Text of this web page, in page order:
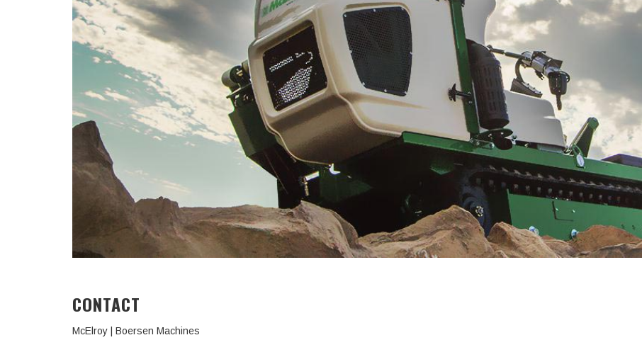
CONTACT
McElroy | Boersen Machines